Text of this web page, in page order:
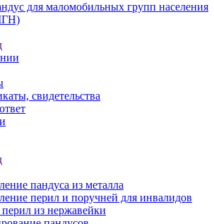
для маломобильных групп населения
свидетельства
пандуса из металла
перил и поручней для инвалидов
из нержавейки